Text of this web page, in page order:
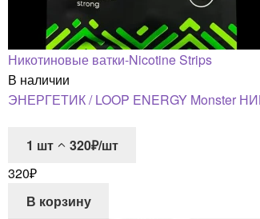
Никотиновые ватки-Nicotine Strips
В наличии
ЭНЕРГЕТИК / LOOP ENERGY
1 шт
320₽/шт
320₽
В корзину